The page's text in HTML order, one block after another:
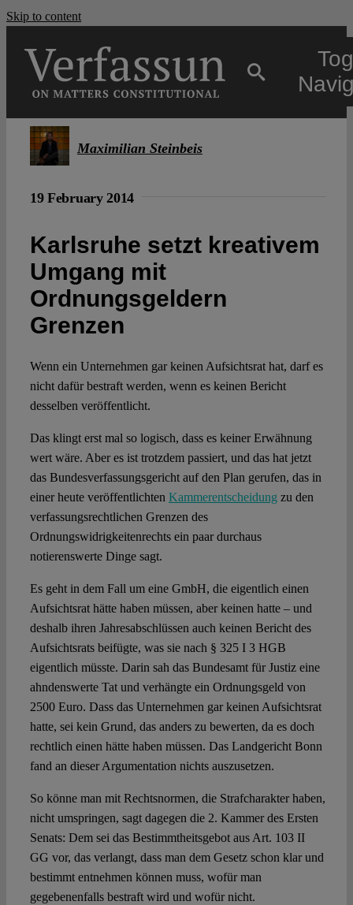
Skip to content
Projects
Open Access
Spotlight
Maximilian Steinbeis
19 February 2014
Karlsruhe setzt kreativem
Umgang mit
Ordnungsgeldern
Grenzen
Wenn ein Unternehmen gar keinen Aufsichtsrat hat, darf es
nicht dafür bestraft werden, wenn es keinen Bericht
desselben veröffentlicht.
Das klingt erst mal so logisch, dass es keiner Erwähnung
wert wäre. Aber es ist trotzdem passiert, und das hat jetzt
das Bundesverfassungsgericht auf den Plan gerufen, das in
einer heute veröffentlichten Kammerentscheidung zu den
verfassungsrechtlichen Grenzen des
Ordnungswidrigkeitenrechts ein paar durchaus
notierenswerte Dinge sagt.
Es geht in dem Fall um eine GmbH, die eigentlich einen
Aufsichtsrat hätte haben müssen, aber keinen hatte – und
deshalb ihren Jahresabschlüssen auch keinen Bericht des
Aufsichtsrats beifügte, was sie nach § 325 I 3 HGB
eigentlich müsste. Darin sah das Bundesamt für Justiz eine
ahndenswerte Tat und verhängte ein Ordnungsgeld von
2500 Euro. Dass das Unternehmen gar keinen Aufsichtsrat
hatte, sei kein Grund, das anders zu bewerten, da es doch
rechtlich einen hätte haben müssen. Das Landgericht Bonn
fand an dieser Argumentation nichts auszusetzen.
So könne man mit Rechtsnormen, die Strafcharakter haben,
nicht umspringen, sagt dagegen die 2. Kammer des Ersten
Senats: Dem sei das Bestimmtheitsgebot aus Art. 103 II
GG vor, das verlangt, dass man dem Gesetz schon klar und
bestimmt entnehmen können muss, wofür man
gegebenenfalls bestraft wird und wofür nicht.